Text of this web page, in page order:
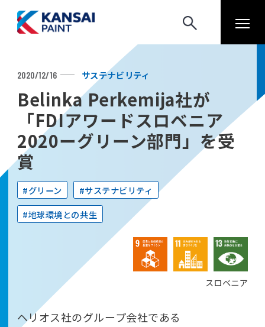
2020/12/16 サステナビリティ
Belinka Perkemija社が
「FDIアワードスロベニア
2020ーグリーン部門」を受
賞
#グリーン
#サステナビリティ
#地球環境との共生
スロベニア
ヘリオス社のグループ会社である